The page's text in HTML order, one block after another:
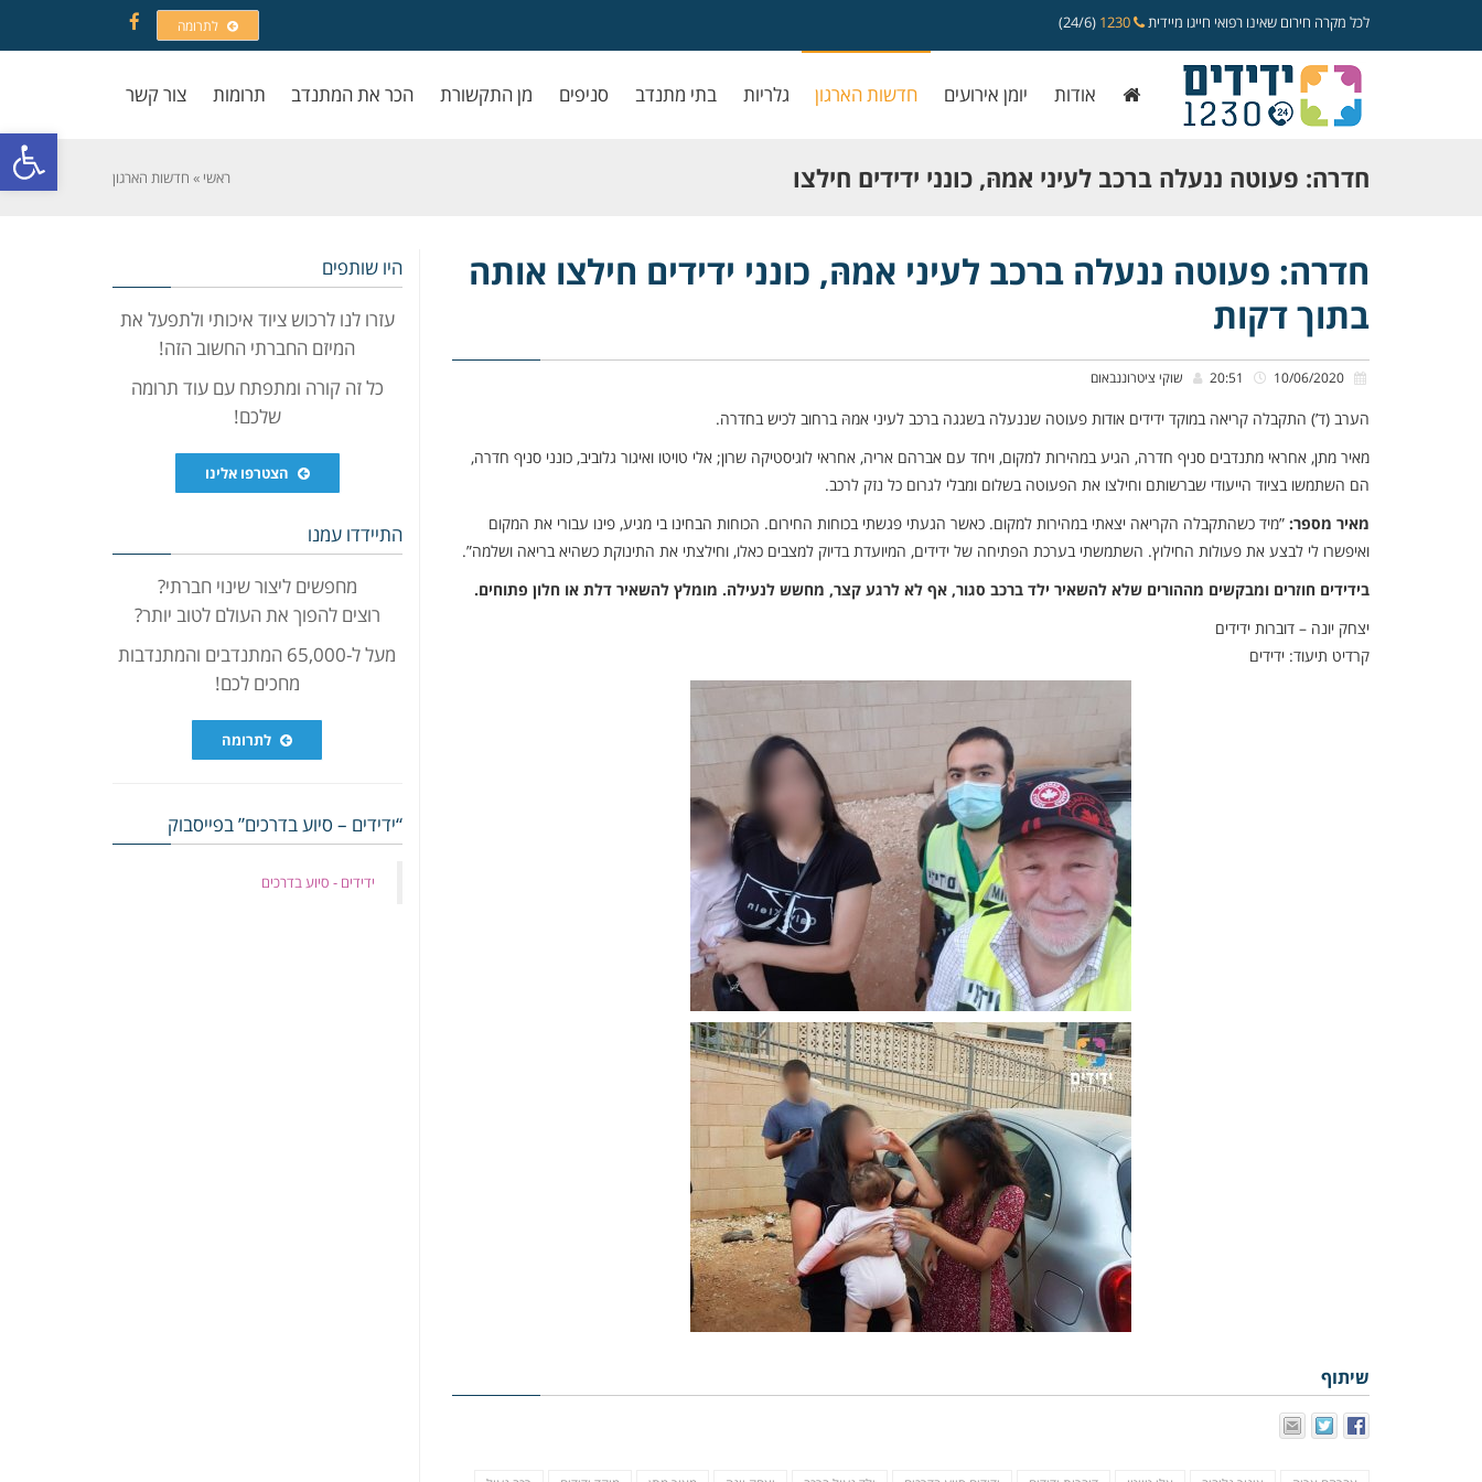
פתח
לכל מקרה חירום שאינו רפואי חייגו מיידית (24/6) לתרומה
Facebook
אודות יומן אירועים חדשות הארגון גלריות בתי מתנדב סניפים מן התקשורת הכר את המתנדב תרומות צור קשר
חדרה: פעוטה ננעלה ברכב לעיני אמהּ, כונני ידידים חילצו
אותה בתוך דקות
ראשי » חדשות הארגון
חדרה: פעוטה ננעלה ברכב לעיני אמהּ, כונני ידידים חילצו אותה
בתוך דקות
שוקי ציטרוננבאום
הערב (ד’) התקבלה קריאה במוקד ידידים אודות פעוטה שננעלה בשגגה ברכב לעיני אמהּ ברחוב לכיש בחדרה.
מאיר מתן, אחראי מתנדבים סניף חדרה, הגיע במהירות למקום, ויחד עם אברהם אריה, אחראי לוגיסטיקה שרון; אלי טויטו ואיגור גלוביב, כונני סניף חדרה,
הם השתמשו בציוד הייעודי שברשותם וחילצו את הפעוטה בשלום ומבלי לגרום כל נזק לרכב.
מאיר מספר: ”מיד כשהתקבלה הקריאה יצאתי במהירות למקום. כאשר הגעתי פגשתי בכוחות החירום. הכוחות הבחינו בי מגיע, פינו עבורי את המקום
ואיפשרו לי לבצע את פעולות החילוץ. השתמשתי בערכת הפתיחה של ידידים, המיועדת בדיוק למצבים כאלו, וחילצתי את התינוקת כשהיא בריאה ושלמה”.
בידידים חוזרים ומבקשים מההורים שלא להשאיר ילד ברכב סגור, אף לא לרגע קצר, מחשש לנעילה. מומלץ להשאיר דלת או חלון פתוחים.
יצחק יונה – דוברות ידידים
קרדיט תיעוד: ידידים
שיתוף
היו שותפים
עזרו לנו לרכוש ציוד איכותי ולתפעל את
המיזם החברתי החשוב הזה!
כל זה קורה ומתפתח עם עוד תרומה
שלכם!
הצטרפו אלינו
התיידדו עמנו
מחפשים ליצור שינוי חברתי?
רוצים להפוך את העולם לטוב יותר?
מעל ל-65,000 המתנדבים והמתנדבות
מחכים לכם!
לתרומה
“ידידים – סיוע בדרכים” בפייסבוק
‏ידידים - סיוע בדרכים